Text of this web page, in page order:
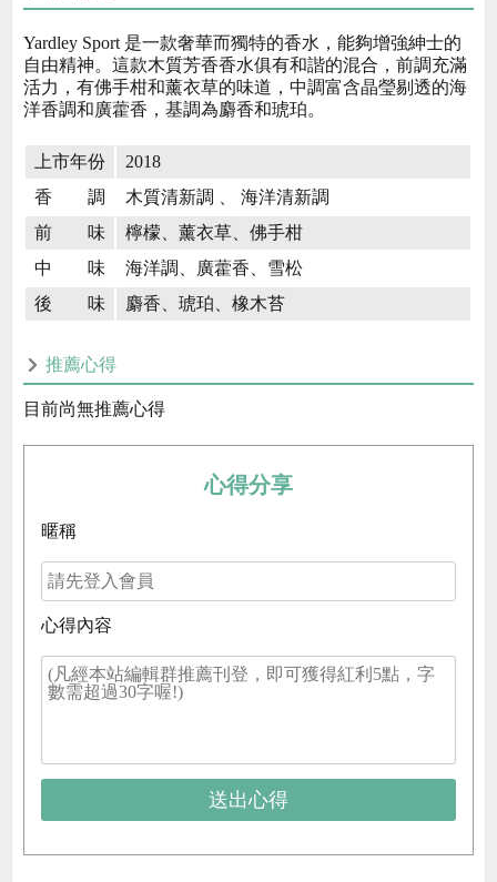
Yardley Sport 是一款奢華而獨特的香水，能夠增強紳士的
自由精神。這款木質芳香香水俱有和諧的混合，前調充滿
活力，有佛手柑和薰衣草的味道，中調富含晶瑩剔透的海
洋香調和廣藿香，基調為麝香和琥珀。
上市年份
2018
香 調
木質清新調 、 海洋清新調
前 味
檸檬、薰衣草、佛手柑
中 味
海洋調、廣藿香、雪松
後 味
麝香、琥珀、橡木苔
推薦心得
目前尚無推薦心得
心得分享
暱稱
心得內容
送出心得